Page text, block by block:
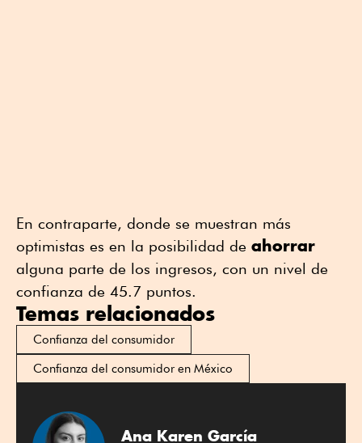
En contraparte, donde se muestran más
optimistas es en la posibilidad de ahorrar
alguna parte de los ingresos, con un nivel de
confianza de 45.7 puntos.
Temas relacionados
Confianza del consumidor
Confianza del consumidor en México
Ana Karen García